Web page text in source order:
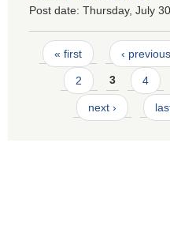
Post date: Thursday, July
Pages
« first ‹ previous
2 3 4
next ›